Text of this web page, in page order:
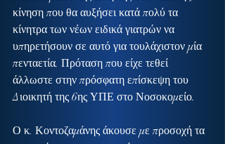
κίνηση που θα αυξήσει κατά πολύ τα
κίνητρα των νέων ειδικά γιατρών να
υπηρετήσουν σε αυτό για τουλάχιστον μία
πενταετία. Πρόταση που είχε τεθεί
άλλωστε στην πρόσφατη επίσκεψη του
Διοικητή της 6ης ΥΠΕ στο Νοσοκομείο.
Ο κ. Κοντοζαμάνης άκουσε με προσοχή τα